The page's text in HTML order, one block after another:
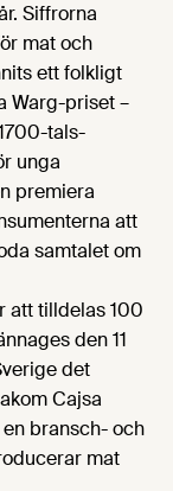
Siffrorna
mat och
ett folkligt
Warg-priset –
tals-
unga
premiera
att
samtalet om
att tilldelas 100
den 11
det
Cajsa
bransch- och
mat